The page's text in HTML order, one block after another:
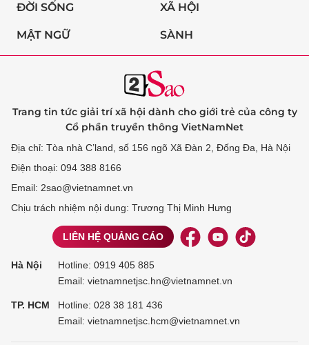
ĐỜI SỐNG XÃ HỘI
MẬT NGỮ SÀNH
Trang tin tức giải trí xã hội dành cho giới trẻ của công ty
Cổ phần truyền thông VietNamNet
Địa chỉ: Tòa nhà C’land, số 156 ngõ Xã Đàn 2, Đống Đa, Hà Nội
Điện thoại: 094 388 8166
Email: 2sao@vietnamnet.vn
Chịu trách nhiệm nội dung: Trương Thị Minh Hưng
LIÊN HỆ QUẢNG CÁO
Hà Nội Hotline: 0919 405 885
Email: vietnamnetjsc.hn@vietnamnet.vn
TP. HCM Hotline: 028 38 181 436
Email: vietnamnetjsc.hcm@vietnamnet.vn